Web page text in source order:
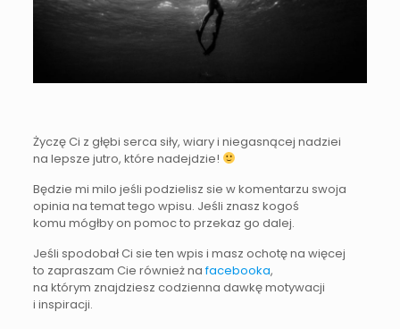
Życzę Ci z głębi serca siły, wiary i niegasnącej nadziei
na lepsze jutro, które nadejdzie!
Będzie mi milo jeśli podzielisz sie w komentarzu swoja
opinia na temat tego wpisu. Jeśli znasz kogoś
komu mógłby on pomoc to przekaz go dalej.
Jeśli spodobał Ci sie ten wpis i masz ochotę na więcej
to zapraszam Cie również nafacebooka,
na którym znajdziesz codzienna dawkę motywacji
i inspiracji.